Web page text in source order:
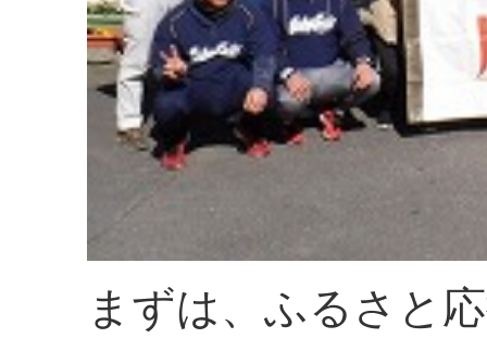
まずは、ふるさと